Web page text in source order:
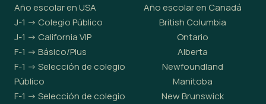
Año escolar en USA
J-1 -> Colegio Público
J-1 -> California VIP
F-1 -> Básico/Plus
F-1 -> Selección de colegio
Público
F-1 -> Selección de colegio
Año escolar en Canadá
British Columbia
Ontario
Alberta
Newfoundland
Manitoba
New Brunswick